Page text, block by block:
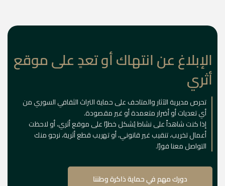
الإبلاغ عن انتهاك أو تعدٍ على موقع
أثري
تحرص مديرية الآثار والمتاحف على حماية التراث الثقافي السوري من
أي تعديات أو أضرار متعمدة أو غير مقصودة.
إذا كنت شاهداً على نشاط يُشكل خطرًا على موقع أثري، أو لاحظت
أعمال تخريب، تنقيب غير قانوني، أو تهريب قطع أثرية، نرجو منك
التواصل معنا فورًا.
دورك مهم في حماية ذاكرة وطننا